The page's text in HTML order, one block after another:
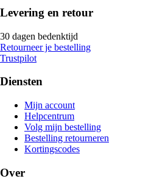
Levering en retour
30 dagen bedenktijd
Retourneer je bestelling
Trustpilot
Diensten
Mijn account
Helpcentrum
Volg mijn bestelling
Bestelling retourneren
Kortingscodes
Over